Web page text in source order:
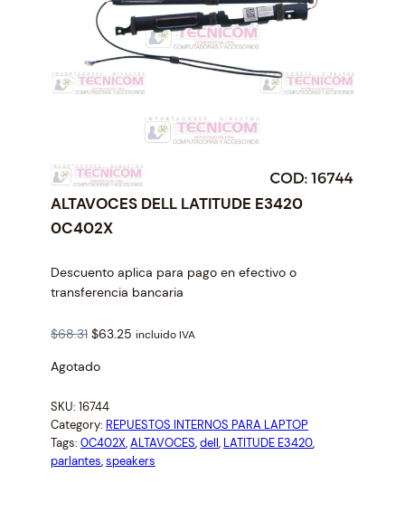
ALTAVOCES DELL LATITUDE E3420
0C402X
Descuento aplica para pago en efectivo o
transferencia bancaria
$68.31 O
i
i
n
a
l
$63.25 C
n
t
p
incluido IVA
Agotado
SKU: 16744
Category: REPUESTOS INTERNOS PARA LAPTOP
Tags: 0C402X, ALTAVOCES, dell, LATITUDE E3420
parlantes, speakers